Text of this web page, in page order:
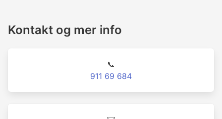
Kontakt og mer info
📞
911 69 684